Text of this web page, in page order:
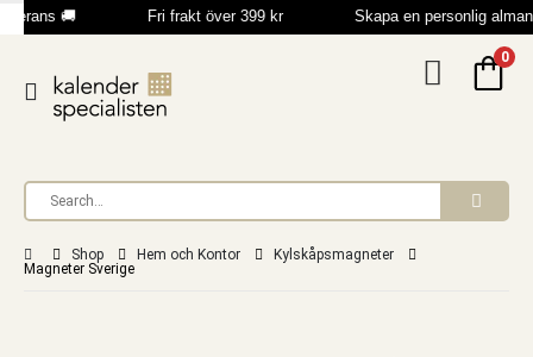
🚚 Fri frakt över 399 kr Skapa en personlig
0
Shop Hem och Kontor
Kylskåpsmagneter
Magneter Sverige